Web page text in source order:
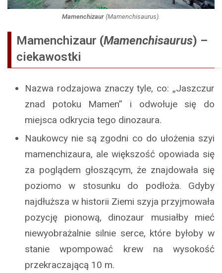
Mamenchizaur (Mamenchisaurus).
Mamenchizaur (Mamenchisaurus) –
ciekawostki
Nazwa rodzajowa znaczy tyle, co: „Jaszczur
znad potoku Mamen” i odwołuje się do
miejsca odkrycia tego dinozaura.
Naukowcy nie są zgodni co do ułożenia szyi
mamenchizaura, ale większość opowiada się
za poglądem głoszącym, że znajdowała się
poziomo w stosunku do podłoża. Gdyby
najdłuższa w historii Ziemi szyja przyjmowała
pozycję pionową, dinozaur musiałby mieć
niewyobrażalnie silnie serce, które byłoby w
stanie wpompować krew na wysokość
przekraczającą 10 m.